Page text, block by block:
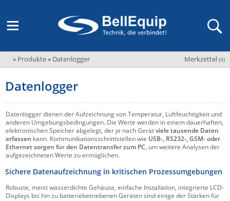
M2M Router, Antennen, VPN & SIM
Fernwartung via Mobilfunk (M2M)
SD-WAN & Bonding
Antennen
KVM
Audio/Video
USV, Energieverteilung & -messung
Adder
Advantech
Advantech-Conel
AKCP / AKCess Pro
Amit
Aten
Bachmann
Black Box
Übersicht
Neue Produkte
Veranstaltungen
Bell-Up-to-Date Magazine
LAGERABVERKAUF Stromverteilung und -messung
Unternehmen
Ansprechpersonen
Veranstaltungen
Jobs & Karriere
News
Merkzettel (0)
» Produkte» Datenlogger
Datenlogger
Datenlogger dienen der Aufzeichnung von Temperatur, Luftfeuchtigkeit und
anderen Umgebungsbedingungen. Die Werte werden in einem dauerhaften,
elektronischen Speicher abgelegt, der je nach Gerätviele tausende Daten
erfassen kann. Kommunikationsschnittstellen wie USB-, RS232-, GSM- oder
Ethernet sorgen für den Datentransfer zum PC, um weitere Analysen der
aufgezeichneten Werte zu ermöglichen.
Sichere Datenaufzeichnung in kritischen Prozessumgebungen
Robuste, meist wasserdichte Gehäuse, einfache Installation, integrierte LCD-
Displays bis hin zu batteriebetriebenen Geräten sind einige der Stärken für